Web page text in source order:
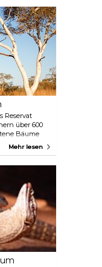
Angebot Ihre
erleben Sie
Reservat
über 600
Bäume
Genießen Sie
Mehr lesen